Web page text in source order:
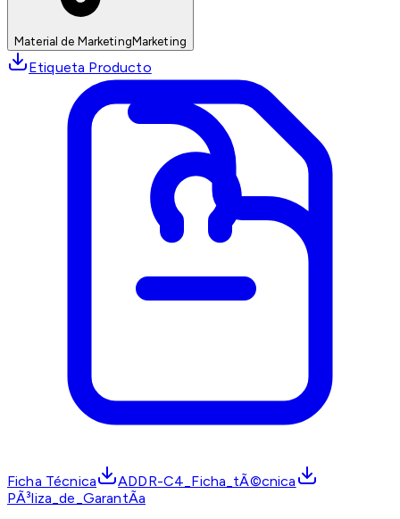
Material de MarketingMarketing
Etiqueta Producto
Ficha Técnica
ADDR-C4_Ficha_tÃ©cnica
PÃ³liza_de_GarantÃ­a